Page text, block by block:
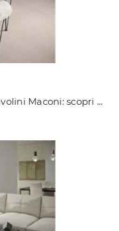
Accessori complementari e tavolini Maconi: scopri come arricchire i tuoi spazi moderni con il modello Piramide Gres.